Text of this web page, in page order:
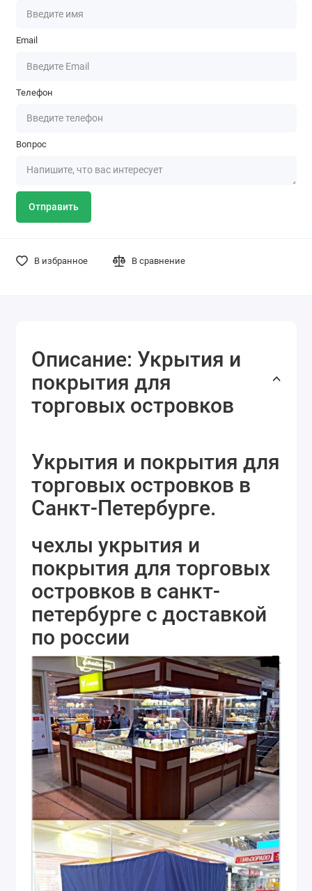
Email
Телефон
Вопрос
Отправить
В избранное В сравнение
Описание: Укрытия и
покрытия для
торговых островков
Укрытия и покрытия для
торговых островков в
Санкт-Петербурге.
чехлы укрытия и
покрытия для торговых
островков в санкт-
петербурге с доставкой
по россии